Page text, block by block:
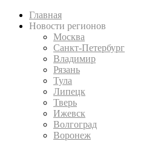
Главная
Новости регионов
Москва
Санкт-Петербург
Владимир
Рязань
Тула
Липецк
Тверь
Ижевск
Волгоград
Воронеж